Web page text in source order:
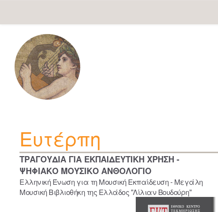
navigation
Ευτέρπη
ΤΡΑΓΟΥΔΙΑ ΓΙΑ ΕΚΠΑΙΔΕΥΤΙΚΗ ΧΡΗΣΗ -
ΨΗΦΙΑΚΟ ΜΟΥΣΙΚΟ ΑΝΘΟΛΟΓΙΟ
Ελληνική Ένωση για τη Μουσική Εκπαίδευση - Μεγάλη
Μουσική Βιβλιοθήκη της Ελλάδος "Λίλιαν Βουδούρη"